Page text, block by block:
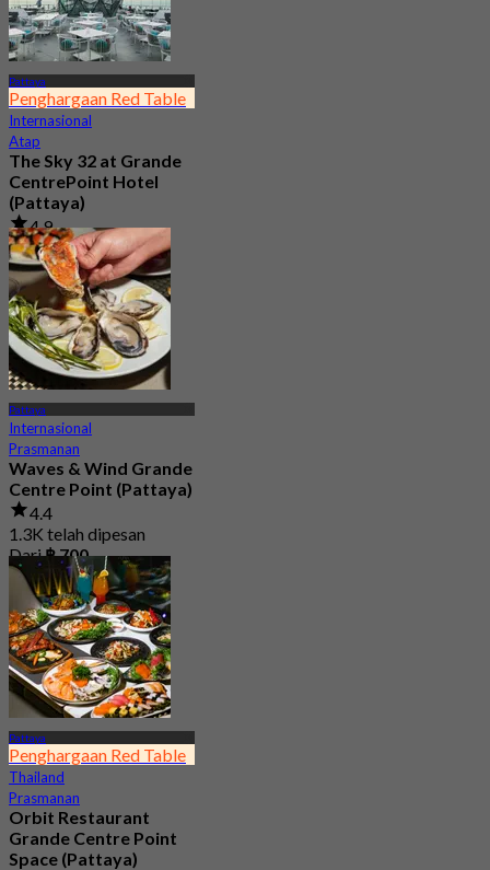
Pattaya
Penghargaan Red Table
Internasional
Atap
The Sky 32 at Grande
CentrePoint Hotel
(Pattaya)
4.9
11.7K telah dipesan
Dari฿ 980
Pattaya
Internasional
Prasmanan
Waves & Wind Grande
Centre Point (Pattaya)
4.4
1.3K telah dipesan
Dari฿ 700
Pattaya
Penghargaan Red Table
Thailand
Prasmanan
Orbit Restaurant
Grande Centre Point
Space (Pattaya)